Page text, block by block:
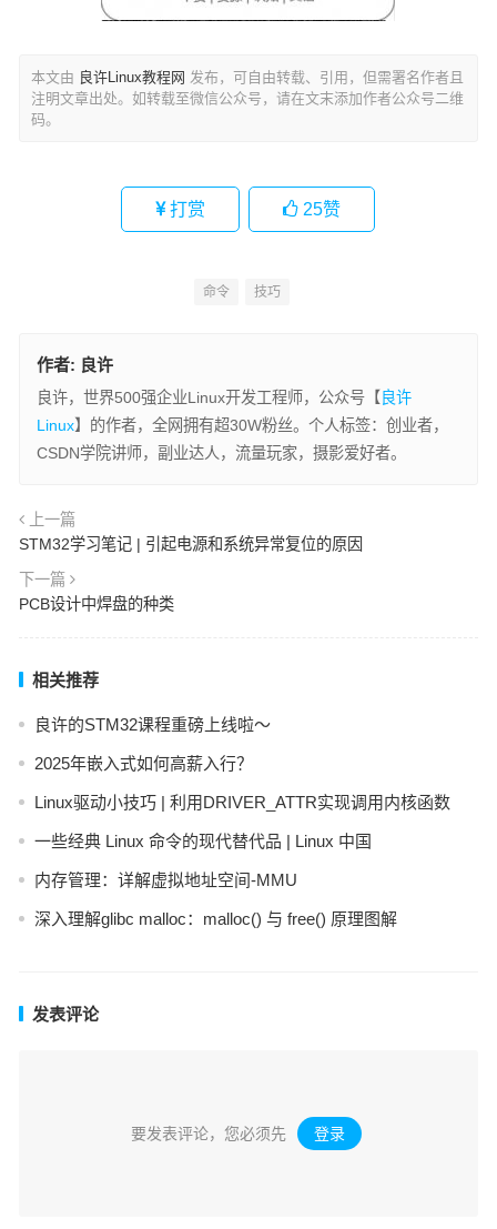
本文由 良许Linux教程网 发布，可自由转载、引用，但需署名作者且
注明文章出处。如转载至微信公众号，请在文末添加作者公众号二维
码。
打赏 25赞
命令 技巧
作者: 良许
良许，世界500强企业Linux开发工程师，公众号【 良许
Linux】的作者，全网拥有超30W粉丝。个人标签：创业者，
CSDN学院讲师，副业达人，流量玩家，摄影爱好者。
上一篇
STM32学习笔记 | 引起电源和系统异常复位的原因
下一篇
PCB设计中焊盘的种类
相关推荐
良许的STM32课程重磅上线啦～
2025年嵌入式如何高薪入行？
Linux驱动小技巧 | 利用DRIVER_ATTR实现调用内核函数
一些经典 Linux 命令的现代替代品 | Linux 中国
内存管理：详解虚拟地址空间-MMU
深入理解glibc malloc：malloc() 与 free() 原理图解
发表评论
要发表评论，您必须先 登录 。